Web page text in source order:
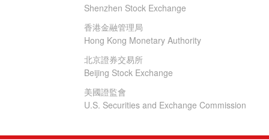
Shenzhen Stock Exchange
香港金融管理局
Hong Kong Monetary Authority
北京證券交易所
Beijing Stock Exchange
美國證監會
U.S. Securities and Exchange Commission